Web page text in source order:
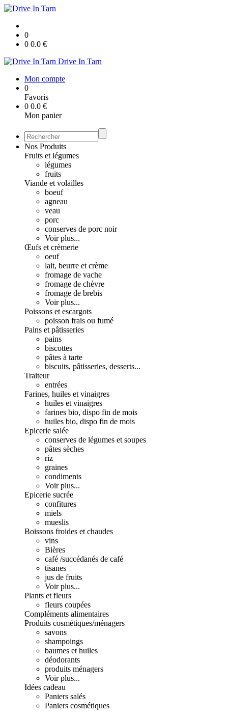
0
0 0.0 €
Drive In Tarn
Mon compte
0
Favoris
0 0.0 €
Mon panier
Nos Produits
Fruits et légumes
légumes
fruits
Viande et volailles
boeuf
agneau
veau
porc
conserves de porc noir
Voir plus...
Œufs et crèmerie
oeuf
lait, beurre et crème
fromage de vache
fromage de chèvre
fromage de brebis
Voir plus...
Poissons et escargots
poisson frais ou fumé
Pains et pâtisseries
pains
biscottes
pâtes à tarte
biscuits, pâtisseries, desserts...
Traiteur
entrées
Farines, huiles et vinaigres
huiles et vinaigres
farines bio, dispo fin de mois
huiles bio, dispo fin de mois
Epicerie salée
conserves de légumes et soupes
pâtes sèches
riz
graines
condiments
Voir plus...
Epicerie sucrée
confitures
miels
mueslis
Boissons froides et chaudes
vins
Bières
café /succédanés de café
tisanes
jus de fruits
Voir plus...
Plants et fleurs
fleurs coupées
Compléments alimentaires
Produits cosmétiques/ménagers
savons
shampoings
baumes et huiles
déodorants
produits ménagers
Voir plus...
Idées cadeau
Paniers salés
Paniers cosmétiques